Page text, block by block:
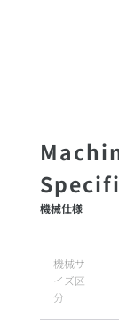
機械仕様
機械サ
イズ区
分